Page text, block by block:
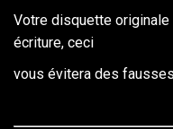
Votre disquette
écriture, ceci
vous évitera des